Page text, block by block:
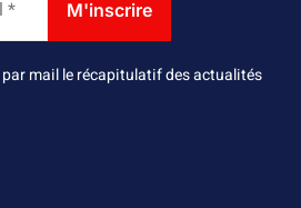
par mail le récapitulatif des actualités